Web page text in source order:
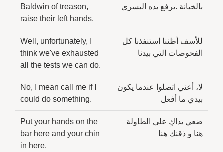
بالخيانة .يرفع يده اليسرى
Baldwin of treason,
raise their left hands.
للأسف أظننا استنفذنا كل
الفحوصات التي بيدنا
Well, unfortunately, I
think we've exhausted
all the tests we can do.
لا، أعني اتصلوا عندما يكون
بيدي ما أفعل
No, I mean call me if I
could do something.
ضعي يداكِ على الطاولة
هنا و ذقنك هنا
Put your hands on the
bar here and your chin
in here.